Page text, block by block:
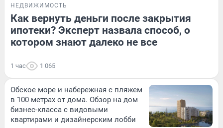
НЕДВИЖИМОСТЬ
Как вернуть деньги после закрытия
ипотеки? Эксперт назвала способ, о
котором знают далеко не все
1 час 1 065
Обское море и набережная с пляжем
в 100 метрах от дома. Обзор на дом
бизнес-класса с видовыми
квартирами и дизайнерским лобби